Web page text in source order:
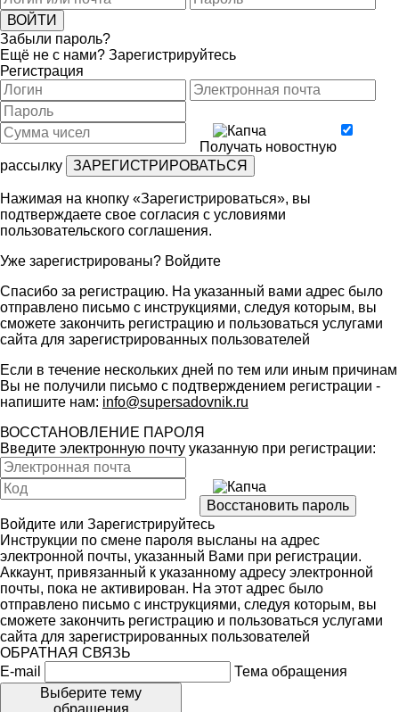
Забыли пароль?
Ещё не с нами? Зарегистрируйтесь
Регистрация
Получать новостную
рассылку
Нажимая на кнопку «Зарегистрироваться», вы
подтверждаете свое согласия с условиями
пользовательского соглашения.
Уже зарегистрированы? Войдите
Спасибо за регистрацию. На указанный вами адрес было
отправлено письмо с инструкциями, следуя которым, вы
сможете закончить регистрацию и пользоваться услугами
сайта для зарегистрированных пользователей
Если в течение нескольких дней по тем или иным причинам
Вы не получили письмо с подтверждением регистрации -
напишите нам: info@supersadovnik.ru
ВОССТАНОВЛЕНИЕ ПАРОЛЯ
Введите электронную почту указанную при регистрации:
Войдите или Зарегистрируйтесь
Инструкции по смене пароля высланы на адрес
электронной почты, указанный Вами при регистрации.
Аккаунт, привязанный к указанному адресу электронной
почты, пока не активирован. На этот адрес было
отправлено письмо с инструкциями, следуя которым, вы
сможете закончить регистрацию и пользоваться услугами
сайта для зарегистрированных пользователей
ОБРАТНАЯ СВЯЗЬ
E-mail
Тема обращения
Выберите тему
обращения